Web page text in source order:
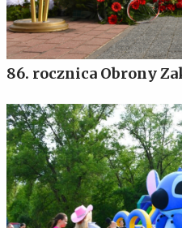
86. rocznica Obrony